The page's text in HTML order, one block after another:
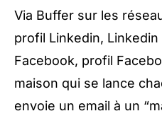
Via Buffer sur les
profil Linkedin,
Facebook, profil
maison qui se lance
envoie un email à un